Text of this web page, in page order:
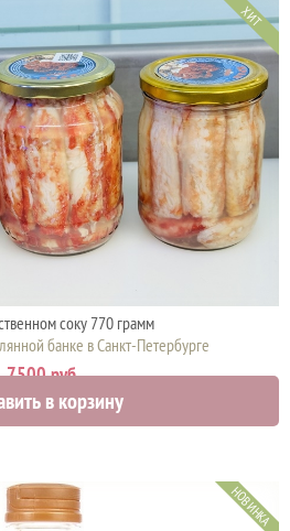
ХИТ
соку 770 грамм
банке в Санкт-Петербурге
7500 руб.
в корзину
НОВИНКА